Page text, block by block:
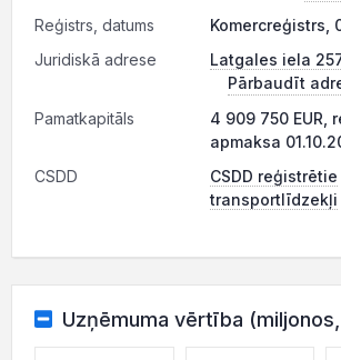
Reģistrs, datums
Komercreģistrs,
Juridiskā adrese
Latgales iela
Pārbaudīt
Pamatkapitāls
4 909 750 EUR,
apmaksa
CSDD
CSDD reģistrētie
transportlīdzekļi
Uzņēmuma vērtība